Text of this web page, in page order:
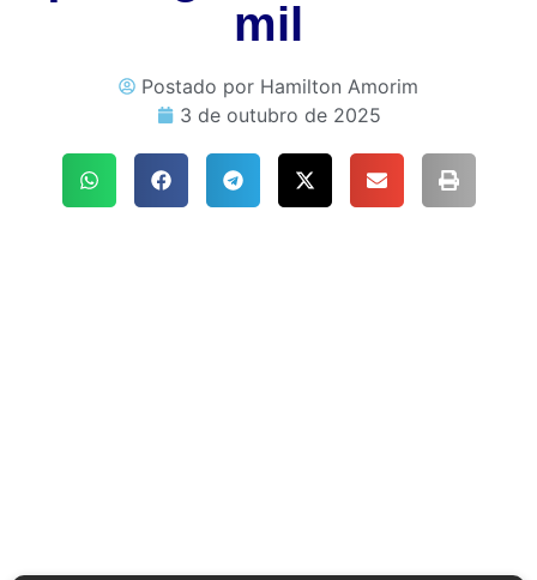
mil
Postado por Hamilton Amorim
3 de outubro de 2025